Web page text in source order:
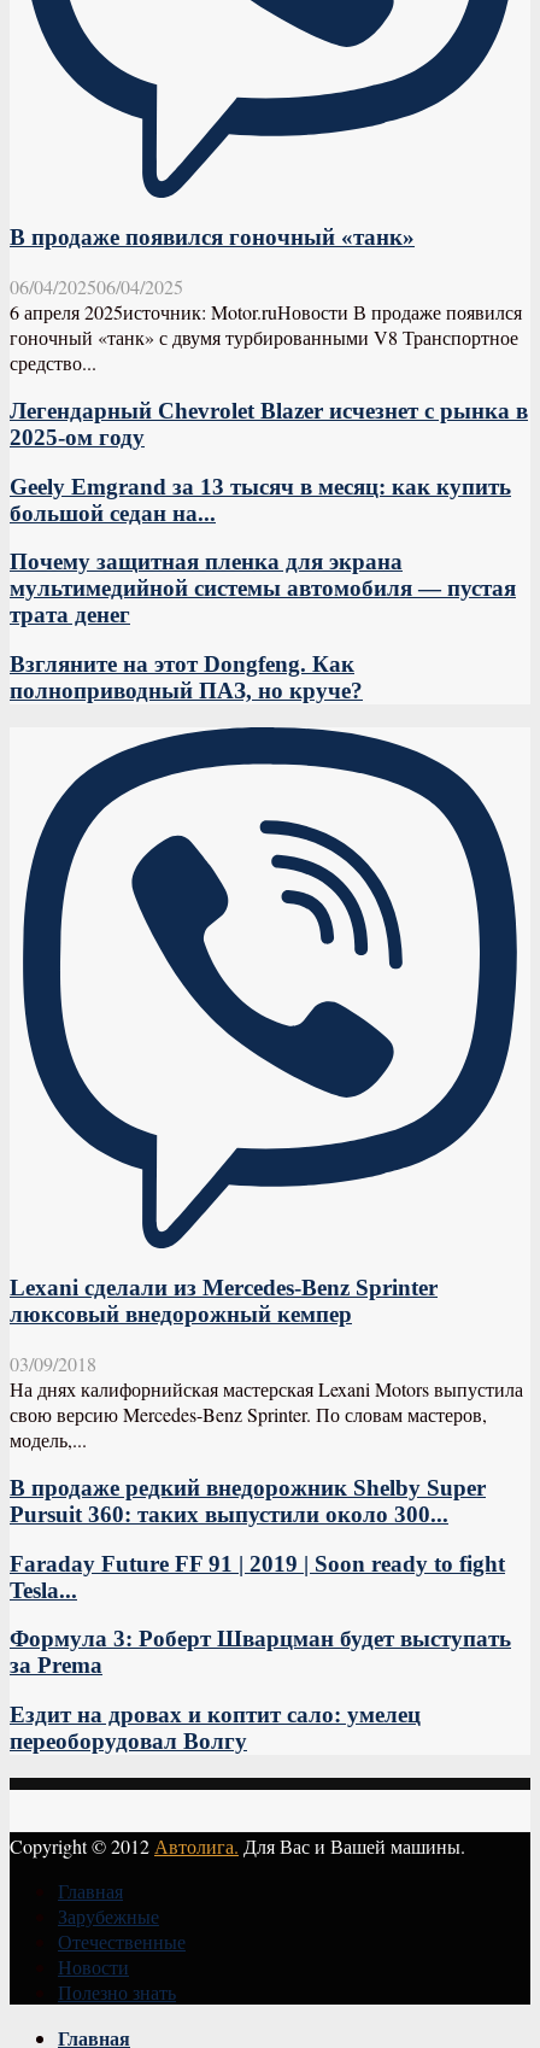
В продаже появился гоночный «танк»
06/04/202506/04/2025
6 апреля 2025источник: Motor.ruНовости В продаже появился
гоночный «танк» с двумя турбированными V8 Транспортное
средство...
Легендарный Chevrolet Blazer исчезнет с рынка в
2025-ом году
Geely Emgrand за 13 тысяч в месяц: как купить
большой седан на...
Почему защитная пленка для экрана
мультимедийной системы автомобиля — пустая
трата денег
Взгляните на этот Dongfeng. Как
полноприводный ПАЗ, но круче?
Lexani сделали из Mercedes-Benz Sprinter
люксовый внедорожный кемпер
03/09/2018
На днях калифорнийская мастерская Lexani Motors выпустила
свою версию Mercedes-Benz Sprinter. По словам мастеров,
модель,...
В продаже редкий внедорожник Shelby Super
Pursuit 360: таких выпустили около 300...
Faraday Future FF 91 | 2019 | Soon ready to fight
Tesla...
Формула 3: Роберт Шварцман будет выступать
за Prema
Ездит на дровах и коптит сало: умелец
переоборудовал Волгу
Copyright © 2012 Автолига. Для Вас и Вашей машины.
Главная
Зарубежные
Отечественные
Новости
Полезно знать
Главная